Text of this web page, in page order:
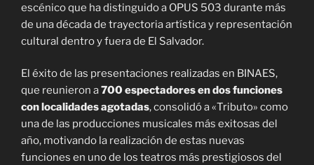
escénico que ha distinguido a OPUS 503 durante más
de una década de trayectoria artística y representación
cultural dentro y fuera de El Salvador.
El éxito de las presentaciones realizadas en BINAES,
que reunieron a700 espectadores en dos funciones
con localidades agotadas, consolidó a «Tributo» como
una de las producciones musicales más exitosas del
año, motivando la realización de estas nuevas
funciones en uno de los teatros más prestigiosos del